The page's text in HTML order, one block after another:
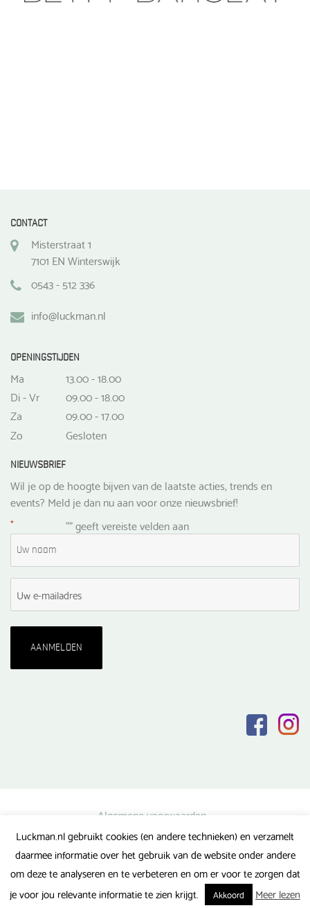
CONTACT
Misterstraat 1
7101 EN Winterswijk
0543 - 512 336
info@luckman.nl
OPENINGSTIJDEN
Ma
13.00 - 18.00
Di - Vr
09.00 - 18.00
Za
09.00 - 17.00
Zo
Gesloten
NIEUWSBRIEF
Wil je op de hoogte bijven van de laatste acties, trends en
events? Meld je dan nu aan voor onze nieuwsbrief!
"
* " geeft vereiste velden aan
Algemene voorwaarden
Privacy verklaring
Veel gestelde vragen
Luckman.nl gebruikt cookies (en andere technieken) en verzamelt
daarmee informatie over het gebruik van de website onder andere
om deze te analyseren en te verbeteren en om er voor te zorgen dat
je voor jou relevante informatie te zien krijgt.
Akkoord Meer lezen